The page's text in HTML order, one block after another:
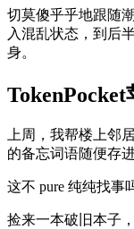
切莫傻乎乎地跟随
入混乱状态，到后
身。
上周，我帮楼上邻
的备忘词语随便存
这不 pure 纯纯找事
捡来一本破旧本子